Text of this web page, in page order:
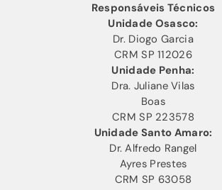
Responsáveis Técnicos
Unidade Osasco:
Dr. Diogo Garcia
CRM SP 112026
Unidade Penha:
Dra. Juliane Vilas
Boas
CRM SP 223578
Unidade Santo Amaro:
Dr. Alfredo Rangel
Ayres Prestes
CRM SP 63058